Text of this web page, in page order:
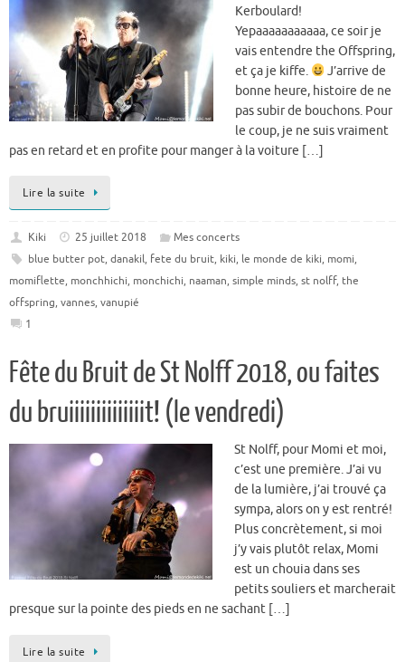
Kerboulard!
Yepaaaaaaaaaaa, ce soir je
vais entendre the Offspring,
et ça je kiffe.
J’arrive de
bonne heure, histoire de ne
pas subir de bouchons. Pour
le coup, je ne suis vraiment
pas en retard et en profite pour manger à la voiture […]
Lire la suite
Kiki 25 juillet 2018
Mes concerts
blue butter pot, danakil, fete du bruit, kiki, le monde de kiki, momi,
momiflette, monchhichi, monchichi, naaman, simple minds, st nolff, the
offspring, vannes, vanupié
1
Fête du Bruit de St Nolff 2018, ou faites
du bruiiiiiiiiiiiiiit! (le vendredi)
St Nolff, pour Momi et moi,
c’est une première. J’ai vu
de la lumière, j’ai trouvé ça
sympa, alors on y est rentré!
Plus concrètement, si moi
j’y vais plutôt relax, Momi
est un chouia dans ses
petits souliers et marcherait
presque sur la pointe des pieds en ne sachant […]
Lire la suite